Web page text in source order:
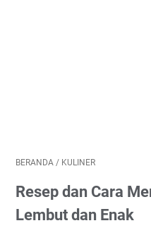
BERANDA / KULINER
Resep dan Cara
Lembut dan Enak